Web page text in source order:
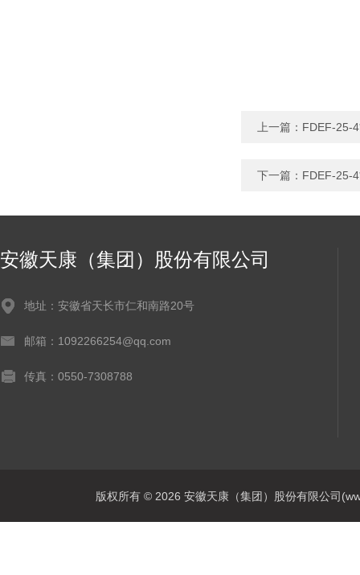
上一篇： FDEF-25-
下一篇： FDEF-25-
安徽天康（集团）股份有限公司
地址：安徽省天长市仁和南路20号
邮箱：1092266254@qq.com
传真：0550-7308788
版权所有 © 2026 安徽天康（集团）股份有限公司